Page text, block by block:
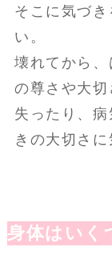
そこに気づ
い。
壊れてから
の尊さや大切
失ったり、
きの大切さ
身体はいく